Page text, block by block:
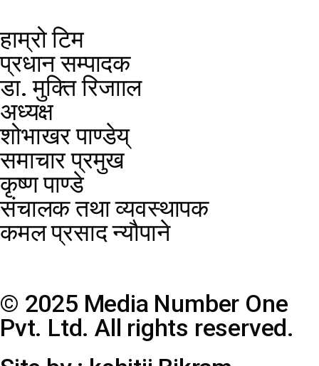
हाम्रो टिम
प्रधान सम्पादक
डा. मुक्ति रिजााल
अध्यक्ष
शोभाखर पाण्डेय्
समाचार प्रमुख
कृष्ण पाण्डे
संचालक तथा व्यवस्थापक
कमल प्रसाद न्यौपाने
© 2025 Media Number One
Pvt. Ltd. All rights reserved.